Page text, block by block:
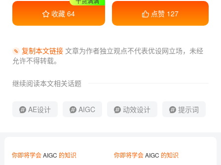
收藏 64 点赞 127
复制本文链接文章为作者独立观点不代表优设网立场， 未经
允许不得转载。
继续阅读本文相关话题
AE设计 AIGC 动效设计 提示词
你即将学会AIGC 的知识 你即将学会AIGC 的知识